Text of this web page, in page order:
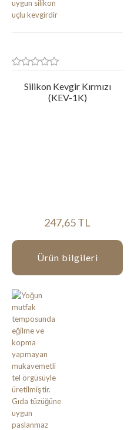
Silikon Kevgir Kırmızı
(KEV-1K)
247,65 TL
Ürün bilgileri